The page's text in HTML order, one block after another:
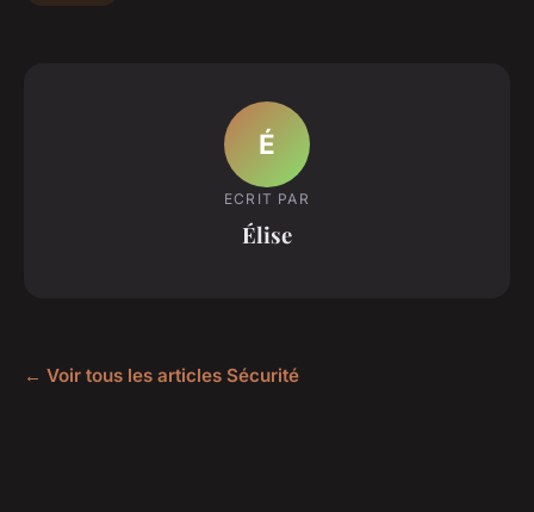
É
ECRIT PAR
Élise
← Voir tous les articles Sécurité